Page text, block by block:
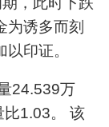
为诱多而刻
印证。
24.539万
比1.03。 该